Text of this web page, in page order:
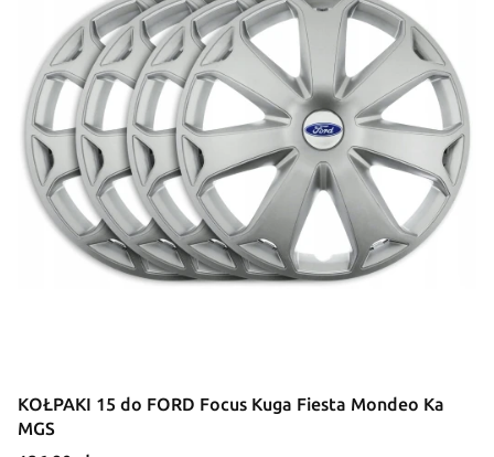
KOŁPAKI 15 do FORD Focus Kuga Fiesta Mondeo Ka
MGS